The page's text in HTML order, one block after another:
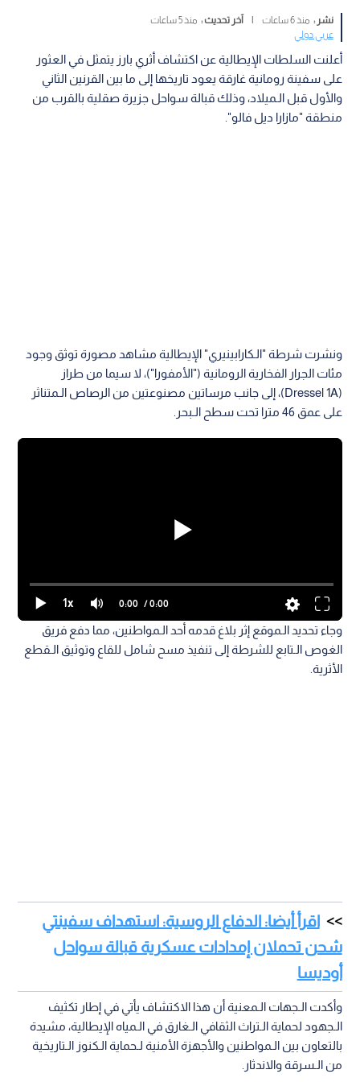
نشر : منذ 6 ساعات آخر تحديث : منذ 5 ساعات
عربي دولي
أعلنت السلطات الإيطالية عن اكتشاف أثري بارز يتمثل في العثور
على سفينة رومانية غارقة يعود تاريخها إلى ما بين القرنين الثاني
والأول قبل الـميلاد، وذلك قبالة سواحل جزيرة صقلية بالقرب من
منطقة "مازارا ديل فالو".
ونشرت شرطة "الـكارابينيري" الإيطالية مشاهد مصورة توثق وجود
مئات الجرار الفخارية الرومانية ("الأمفورا")، لا سيما من طراز
(Dressel 1A)، إلى جانب مرساتين مصنوعتين من الرصاص الـمتناثر
على عمق 46 مترا تحت سطح الـبحر.
1x 0:00 / 0:00
وجاء تحديد الـموقع إثر بلاغ قدمه أحد الـمواطنين، مما دفع فريق
الغوص الـتابع للشرطة إلى تنفيذ مسح شامل للقاع وتوثيق الـقطع
الأثرية.
اقرأ أيضا: الدفاع الروسية: استهداف سفينتي
شحن تحملان إمدادات عسكرية قبالة سواحل
أوديسا
وأكدت الـجهات الـمعنية أن هذا الاكتشاف يأتي في إطار تكثيف
الـجهود لحماية الـتراث الثقافي الـغارق في الـمياه الإيطالية، مشيدة
بالتعاون بين الـمواطنين والأجهزة الأمنية لـحماية الـكنوز الـتاريخية
من الـسرقة والاندثار.